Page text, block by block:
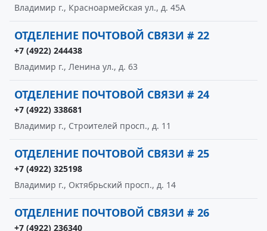
Владимир г., Красноармейская ул., д. 45А
ОТДЕЛЕНИЕ ПОЧТОВОЙ СВЯЗИ # 22
+7 (4922) 244438
Владимир г., Ленина ул., д. 63
ОТДЕЛЕНИЕ ПОЧТОВОЙ СВЯЗИ # 24
+7 (4922) 338681
Владимир г., Строителей просп., д. 11
ОТДЕЛЕНИЕ ПОЧТОВОЙ СВЯЗИ # 25
+7 (4922) 325198
Владимир г., Октябрьский просп., д. 14
ОТДЕЛЕНИЕ ПОЧТОВОЙ СВЯЗИ # 26
+7 (4922) 236340